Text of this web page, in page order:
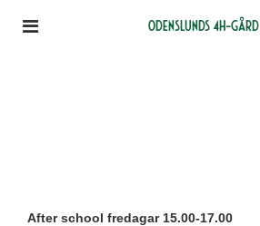
Odenslunds 4H-gård
After school fredagar 15.00-17.00